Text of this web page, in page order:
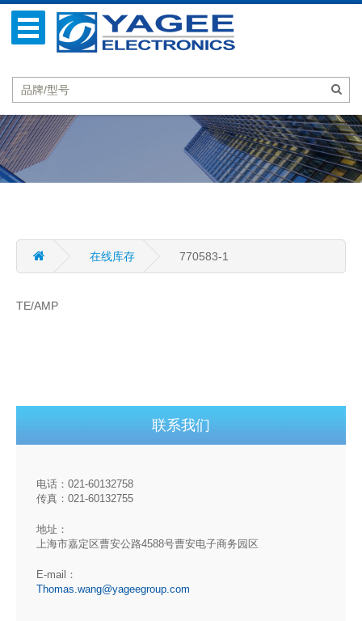
在线库存 770583-1
TE/AMP
联系我们
电话：021-60132758
传真：021-60132755
地址：
上海市嘉定区曹安公路4588号曹安电子商务园区
E-mail：
Thomas.wang@yageegroup.com